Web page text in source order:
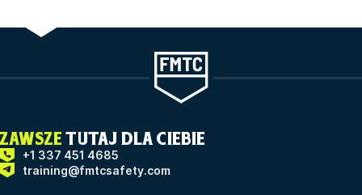
ZAWSZE TUTAJ DLA CIEBIE
+1 337 451 4685
training@fmtcsafety.com